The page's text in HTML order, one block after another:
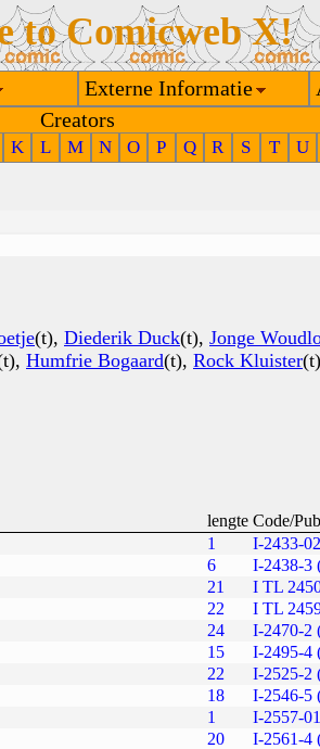
to Comicweb X!
Externe Informatie
Creators
K L M N O P Q R S T U
(t), Diederik Duck(t), Jonge
Humfrie Bogaard(t), Rock Kluister
lengte Code/Pub
1 I-2433-
6 I-2438-3
21 I TL
22 I TL
24 I-2470-2
15 I-2495-4
22 I-2525-2
18 I-2546-5
1 I-2557-
20 I-2561-4